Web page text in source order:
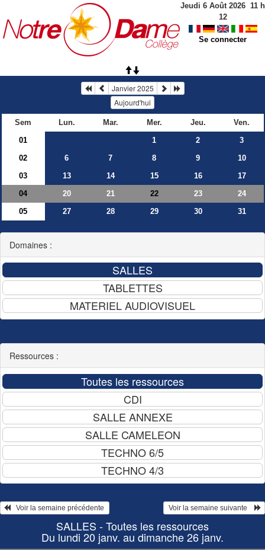
Jeudi 6 Août 2026 11 h
12
Se connecter
Janvier 2025
Aujourd'hui
Sem Lun. Mar. Mer. Jeu.
Ven.
01
1 2
3
02
6 7 8 9
10
03
13 14 15 16
17
04
20 21 22 23
24
05
27 28 29 30 31
Domaines :
Ressources :
Voir la semaine suivante
SALLES - Toutes les ressources
Du lundi 20 janv. au dimanche 26 janv.